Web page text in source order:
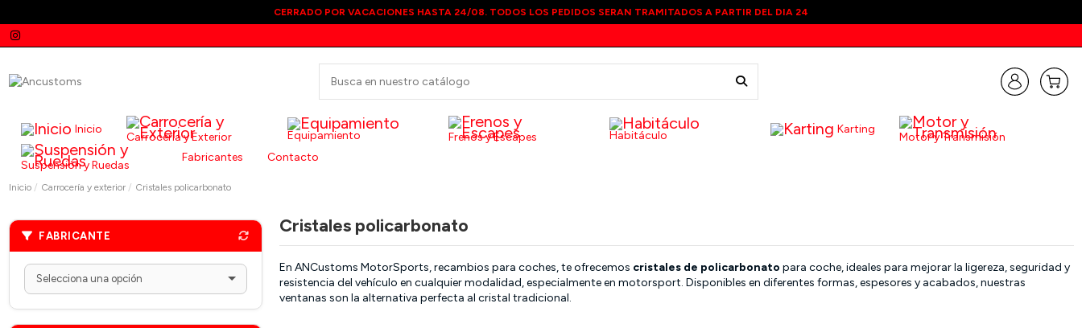
CERRADO POR VACACIONES HASTA 24/08. TODOS LOS PEDIDOS SERAN TRAMITADOS A PARTIR DEL DIA 24
Inicio
Carrocería y Exterior Equipamiento Frenos y Escapes Habitáculo Karting
Motor y Transmisión
Suspensión y Ruedas
Fabricantes Contacto
Inicio Carrocería y exterior Cristales policarbonato
Cristales policarbonato
En ANCustoms MotorSports,recambios para coches, te ofrecemos cristales de policarbonato para coche, ideales para mejorar la ligereza, seguridad y
resistencia del vehículo en cualquier modalidad, especialmente en motorsport. Disponibles en diferentes formas, espesores y acabados, nuestras
ventanas son la alternativa perfecta al cristal tradicional.
FABRICANTE